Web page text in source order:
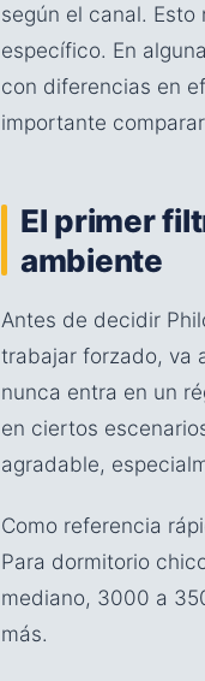
según el canal.
específico. En
con diferencias en
importante
El primer
ambiente
Antes de decidir
trabajar forzado, va
nunca entra en un
en ciertos
agradable,
Como referencia
Para dormitorio
mediano, 3000 a
más.